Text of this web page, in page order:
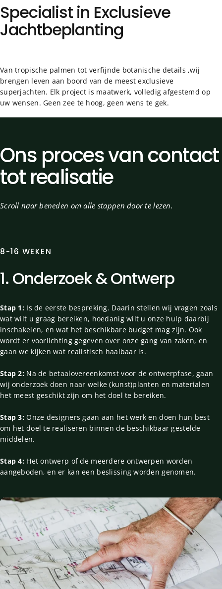
Specialist in Exclusieve
Jachtbeplanting
Van tropische palmen tot verfijnde botanische details ,wij
brengen leven aan boord van de meest exclusieve
superjachten. Elk project is maatwerk, volledig afgestemd op
uw wensen. Geen zee te hoog, geen wens te gek.
Ons procesvancontact
tot realisatie
Scroll naar beneden om alle stappen door te lezen.
8-16 WEKEN
1. Onderzoek&Ontwerp
Stap 1:Is de eerste bespreking. Daarin stellen wij vragen zoals
wat wilt u graag bereiken, hoedanig wilt u onze hulp daarbij
inschakelen, en wat het beschikbare budget mag zijn. Ook
wordt er voorlichting gegeven over onze gang van zaken, en
gaan we kijken wat realistisch haalbaar is.
Stap 2:Na de betaalovereenkomst voor de ontwerpfase, gaan
wij onderzoek doen naar welke (kunst)planten en materialen
het meest geschikt zijn om het doel te bereiken.
Stap 3:Onze designers gaan aan het werk en doen hun best
om het doel te realiseren binnen de beschikbaar gestelde
middelen.
Stap 4:Het ontwerp of de meerdere ontwerpen worden
aangeboden, en er kan een beslissing worden genomen.